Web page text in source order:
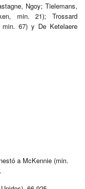
Ngoy; Tielemans,
min. 21); Trossard
min. 67) y De Ketelaere
a McKennie (min.